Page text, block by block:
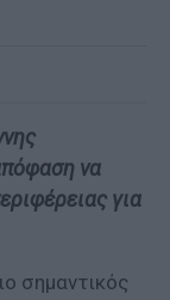
να
για
σημαντικός